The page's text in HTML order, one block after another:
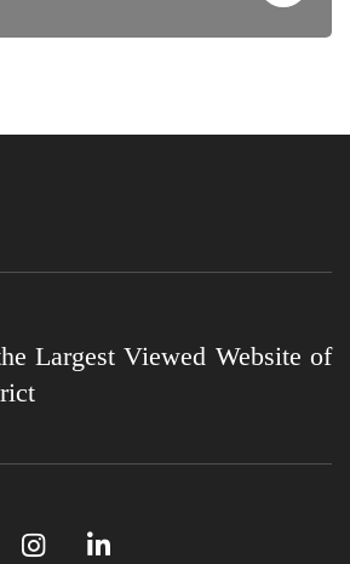
Largest Viewed Website of